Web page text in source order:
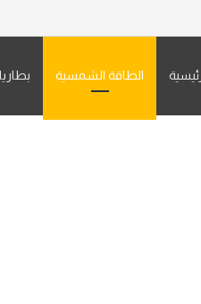
الطاقة الشمسية